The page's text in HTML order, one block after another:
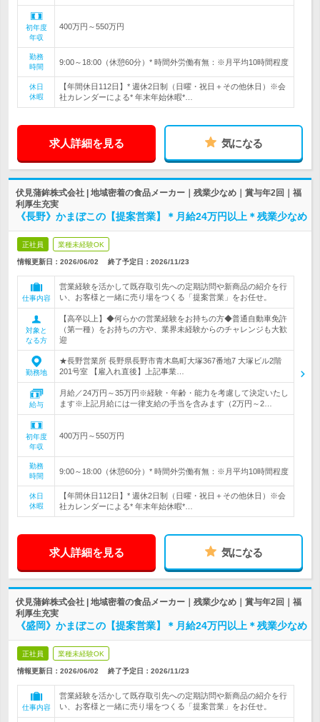
初年度
年収
400万円～550万円
勤務
時間
9:00～18:00（休憩60分）* 時間外労働有無：※月平均10時間程度
休日
休暇
【年間休日112日】* 週休2日制（日曜・祝日＋その他休日）※会
社カレンダーによる* 年末年始休暇*…
求人詳細を見る 気になる
伏見蒲鉾株式会社 | 地域密着の食品メーカー｜残業少なめ｜賞与年2回｜福
利厚生充実
《長野》かまぼこの【提案営業】＊月給24万円以上＊残業少なめ
正社員 業種未経験OK
情報更新日：2026/06/02 終了予定日： 2026/11/23
仕事内容
営業経験を活かして既存取引先への定期訪問や新商品の紹介を行
い、お客様と一緒に売り場をつくる「提案営業」をお任せ。
対象と
なる方
【高卒以上】◆何らかの営業経験をお持ちの方◆普通自動車免許
（第一種）をお持ちの方や、業界未経験からのチャレンジも大歓
迎
勤務地
★長野営業所 長野県長野市青木島町大塚367番地7 大塚ビル2階
201号室 【雇入れ直後】上記事業…
給与
月給／24万円～35万円※経験・年齢・能力を考慮して決定いたし
ます※上記月給には一律支給の手当を含みます（2万円～2…
初年度
年収
400万円～550万円
勤務
時間
9:00～18:00（休憩60分）* 時間外労働有無：※月平均10時間程度
休日
休暇
【年間休日112日】* 週休2日制（日曜・祝日＋その他休日）※会
社カレンダーによる* 年末年始休暇*…
求人詳細を見る 気になる
伏見蒲鉾株式会社 | 地域密着の食品メーカー｜残業少なめ｜賞与年2回｜福
利厚生充実
《盛岡》かまぼこの【提案営業】＊月給24万円以上＊残業少なめ
正社員 業種未経験OK
情報更新日：2026/06/02 終了予定日： 2026/11/23
仕事内容
営業経験を活かして既存取引先への定期訪問や新商品の紹介を行
い、お客様と一緒に売り場をつくる「提案営業」をお任せ。